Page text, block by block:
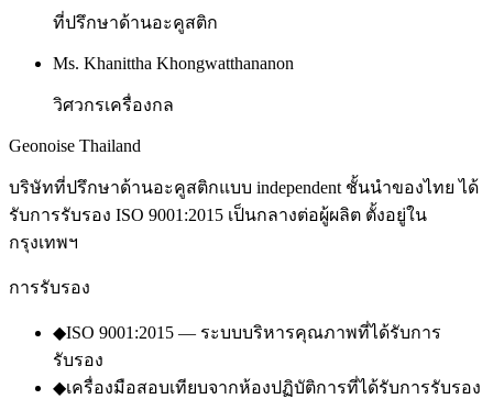
ที่ปรึกษาด้านอะคูสติก
Ms. Khanittha Khongwatthananon
วิศวกรเครื่องกล
Geonoise Thailand
บริษัทที่ปรึกษาด้านอะคูสติกแบบ independent ชั้นนำของไทย ได้
รับการรับรอง ISO 9001:2015 เป็นกลางต่อผู้ผลิต ตั้งอยู่ใน
กรุงเทพฯ
การรับรอง
◆ISO 9001:2015 — ระบบบริหารคุณภาพที่ได้รับการ
รับรอง
◆เครื่องมือสอบเทียบจากห้องปฏิบัติการที่ได้รับการรับรอง